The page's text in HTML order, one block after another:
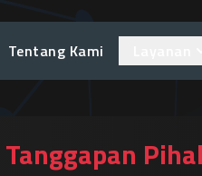
Tentang Kami